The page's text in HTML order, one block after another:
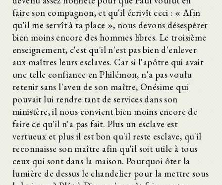
faire son compagnon, et qu'il écrivît ceci : « Afin
qu'il me servît à ta place », nous devons désespérer
bien moins encore des hommes libres. Le troisième
enseignement, c'est qu'il n'est pas bien d'enlever
aux maîtres leurs esclaves. Car si l'apôtre qui avait
une telle confiance en Philémon, n'a pas voulu
retenir sans l'aveu de son maître, Onésime qui
pouvait lui rendre tant de services dans son
ministère, il nous convient bien moins encore de
faire ce qu'il n'a pas fait. Plus un esclave est
vertueux et plus il est bon qu'il reste esclave, qu'il
reconnaisse son maître afin qu'il soit utile à tous
ceux qui sont dans la maison. Pourquoi ôter la
lumière de dessus le chandelier pour la mettre sous